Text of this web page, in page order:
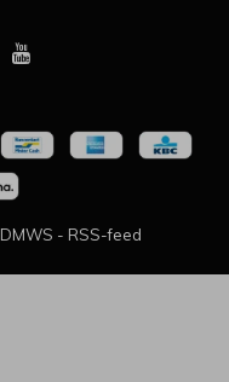
DMWS - RSS-feed